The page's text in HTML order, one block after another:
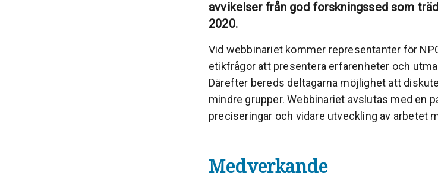
avvikelser från god forskningssed som
2020.
Vid webbinariet kommer representanter för
etikfrågor att presentera erfarenheter och
Därefter bereds deltagarna möjlighet att
mindre grupper. Webbinariet avslutas med en
preciseringar och vidare utveckling av arbetet
Medverkande